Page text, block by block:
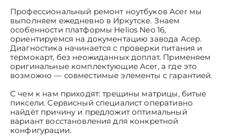
Профессиональный ремонт ноутбуков Acer мы
выполняем ежедневно в Иркутске. Знаем
особенности платформы Helios Neo 16,
ориентируемся на документацию завода Асер.
Диагностика начинается с проверки питания и
термокарт, без неожиданных доплат. Применяем
оригинальные комплектующие Acer, а где это
возможно — совместимые элементы с гарантией.
С чем к нам приходят: трещины матрицы, битые
пиксели. Сервисный специалист оперативно
найдёт причину и предложит оптимальный
вариант восстановления для конкретной
конфигурации.